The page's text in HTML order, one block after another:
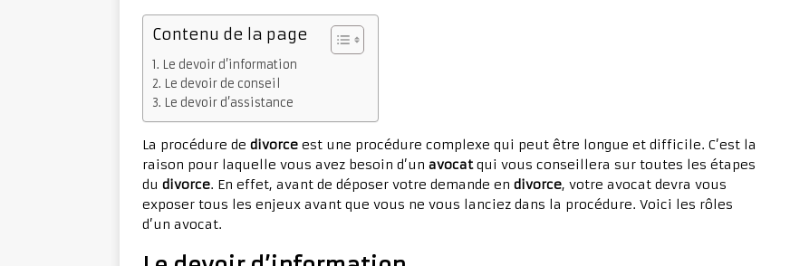
Contenu de la page
Le devoir d’information
Le devoir de conseil
Le devoir d’assistance
La procédure de divorce est une procédure complexe qui peut être longue et difficile. C’est la
raison pour laquelle vous avez besoin d’un avocatqui vous conseillera sur toutes les étapes
du divorce. En effet, avant de déposer votre demande en divorce, votre avocat devra vous
exposer tous les enjeux avant que vous ne vous lanciez dans la procédure. Voici les rôles
d’un avocat.